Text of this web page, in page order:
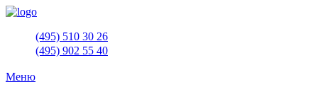
(495) 510 30 26
(495) 902 55 40
Меню